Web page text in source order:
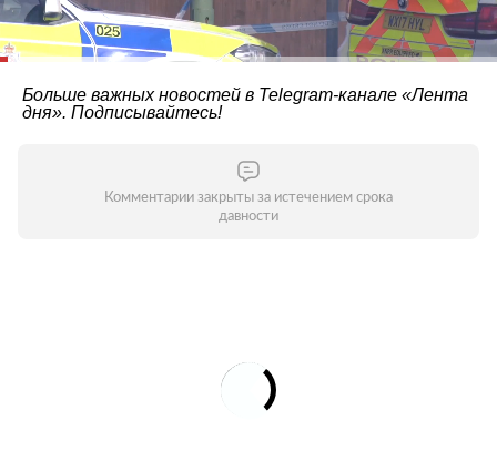
Больше важных новостей в Telegram-канале «Лента
дня». Подписывайтесь!
Комментарии закрыты за истечением срока
давности